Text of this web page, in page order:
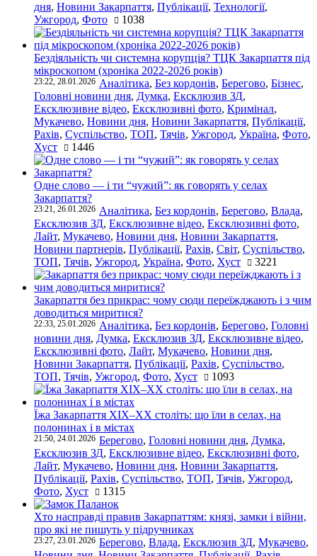
дня, Новини Закарпаття, Публікації, Технології,
Ужгород, Фото 1038
Бездіяльність чи системна корупція? ТЦК Закарпаття під
мікроскопом (хроніка 2022-2026 років)
23:22, 28.01.2026 Аналітика, Без кордонів, Берегово, Бізнес,
Головні новини дня, Думка, Ексклюзив ЗД,
Ексклюзивне відео, Ексклюзивні фото, Кримінал,
Мукачево, Новини дня, Новини Закарпаття, Публікації,
Рахів, Суспільство, ТОП, Тячів, Ужгород, Україна, Фото,
Хуст
1446
Одне слово — і ти “чужий”: як говорять у селах
Закарпаття?
23:21, 26.01.2026 Аналітика, Без кордонів, Берегово, Влада,
Ексклюзив ЗД, Ексклюзивне відео, Ексклюзивні фото,
Лайт, Мукачево, Новини дня, Новини Закарпаття,
Новини партнерів, Публікації, Рахів, Світ, Суспільство,
ТОП, Тячів, Ужгород, Україна, Фото, Хуст 3221
Закарпаття без прикрас: чому сюди переїжджають і з чим
доводиться миритися?
22:33, 25.01.2026 Аналітика, Без кордонів, Берегово, Головні
новини дня, Думка, Ексклюзив ЗД, Ексклюзивне відео,
Ексклюзивні фото, Лайт, Мукачево, Новини дня,
Новини Закарпаття, Публікації, Рахів, Суспільство,
ТОП, Тячів, Ужгород, Фото, Хуст 1093
Їжа Закарпаття ХІХ–ХХ століть: що їли в селах, на
полонинах і в містах
21:50, 24.01.2026 Берегово, Головні новини дня, Думка,
Ексклюзив ЗД, Ексклюзивне відео, Ексклюзивні фото,
Лайт, Мукачево, Новини дня, Новини Закарпаття,
Публікації, Рахів, Суспільство, ТОП, Тячів, Ужгород,
Фото, Хуст 1315
Хто насправді правив Закарпаттям: князі, замки і війни,
про які не пишуть у підручниках
23:27, 23.01.2026 Берегово, Влада, Ексклюзив ЗД, Мукачево,